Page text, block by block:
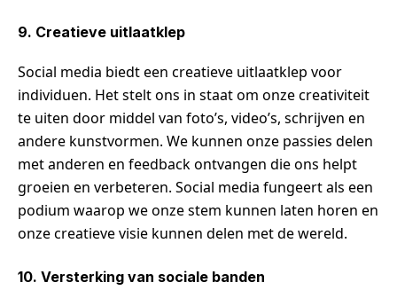
9. Creatieve uitlaatklep
Social media biedt een creatieve uitlaatklep voor
individuen. Het stelt ons in staat om onze creativiteit
te uiten door middel van foto’s, video’s, schrijven en
andere kunstvormen. We kunnen onze passies delen
met anderen en feedback ontvangen die ons helpt
groeien en verbeteren. Social media fungeert als een
podium waarop we onze stem kunnen laten horen en
onze creatieve visie kunnen delen met de wereld.
10. Versterking van sociale banden